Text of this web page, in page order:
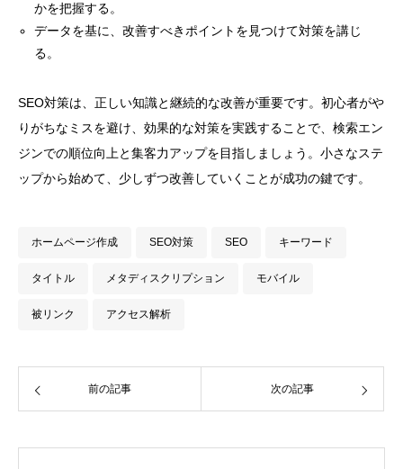
かを把握する。
データを基に、改善すべきポイントを見つけて対策を講じ
る。
SEO対策は、正しい知識と継続的な改善が重要です。初心者がや
りがちなミスを避け、効果的な対策を実践することで、検索エン
ジンでの順位向上と集客力アップを目指しましょう。小さなステ
ップから始めて、少しずつ改善していくことが成功の鍵です。
ホームページ作成 SEO対策 SEO キーワード
タイトル メタディスクリプション モバイル
被リンク アクセス解析
前の記事 次の記事